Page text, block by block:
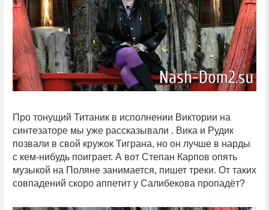
Про тонущий Титаник в исполнении Виктории на
синтезаторе мы уже рассказывали . Вика и Рудик
позвали в свой кружок Тиграна, но он лучше в нарды
с кем-нибудь поиграет. А вот Степан Карпов опять
музыкой на Поляне занимается, пишет треки. От таких
совпадений скоро аппетит у Салибекова пропадёт?